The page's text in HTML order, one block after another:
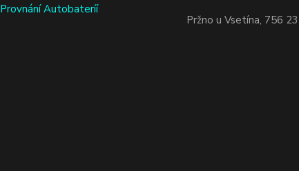
Provnání Autobateríí
Pržno u Vsetína, 756 23